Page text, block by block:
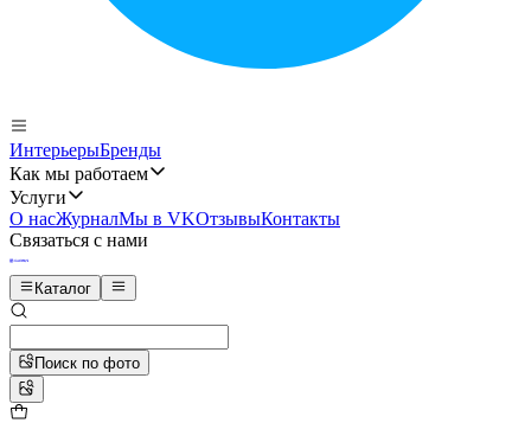
ИнтерьерыБренды
Как мы работаем
Услуги
О насЖурналМы в VKОтзывыКонтакты
Связаться с нами
Каталог
Поиск по фото